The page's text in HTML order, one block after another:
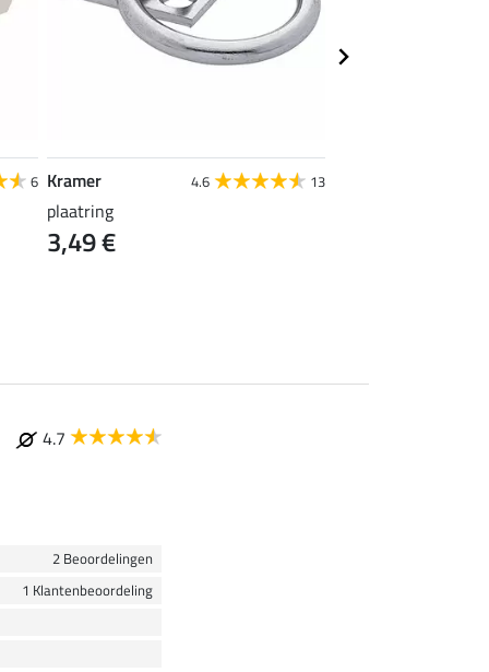
6 Kramer 4.6 13
plaatring
3,49 €
4.7
2 Beoordelingen
1 Klantenbeoordeling